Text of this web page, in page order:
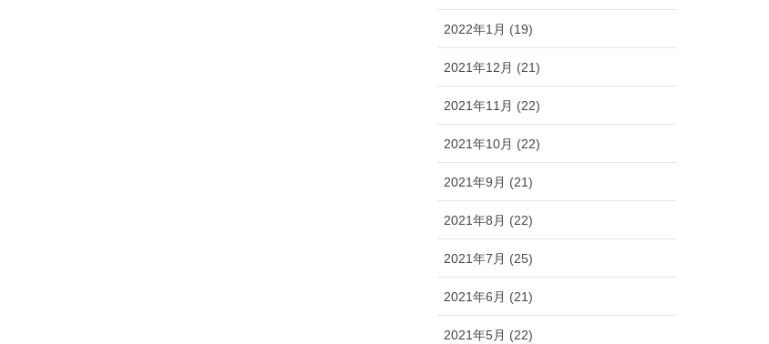
2022年1月 (19)
2021年12月 (21)
2021年11月 (22)
2021年10月 (22)
2021年9月 (21)
2021年8月 (22)
2021年7月 (25)
2021年6月 (21)
2021年5月 (22)